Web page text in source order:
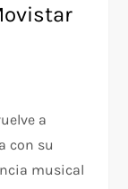
a
con su
musical